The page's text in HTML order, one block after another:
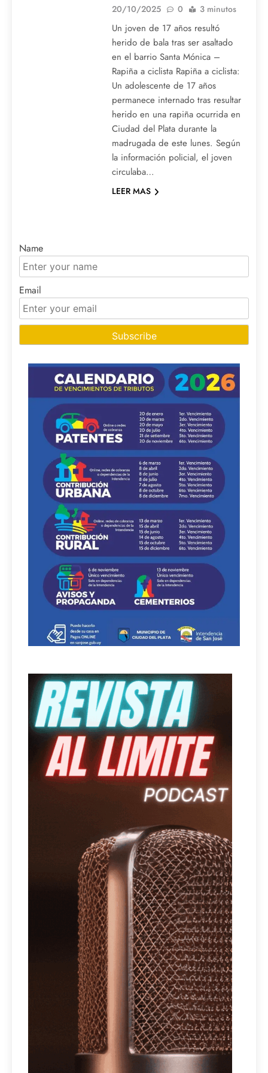
20/10/2025
0 3 minutos
Un joven de 17 años resultó
herido de bala tras ser asaltado
en el barrio Santa Mónica –
Rapiña a ciclista Rapiña a ciclista:
Un adolescente de 17 años
permanece internado tras resultar
herido en una rapiña ocurrida en
Ciudad del Plata durante la
madrugada de este lunes. Según
la información policial, el joven
circulaba…
LEER MAS
Name
Email